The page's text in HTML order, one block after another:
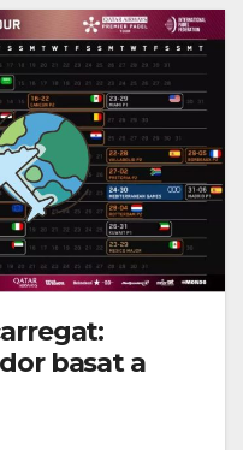
basat a